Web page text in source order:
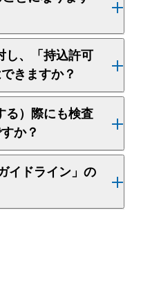
し、「持込許可
きますか？
る）際にも検査
か？
イドライン」の